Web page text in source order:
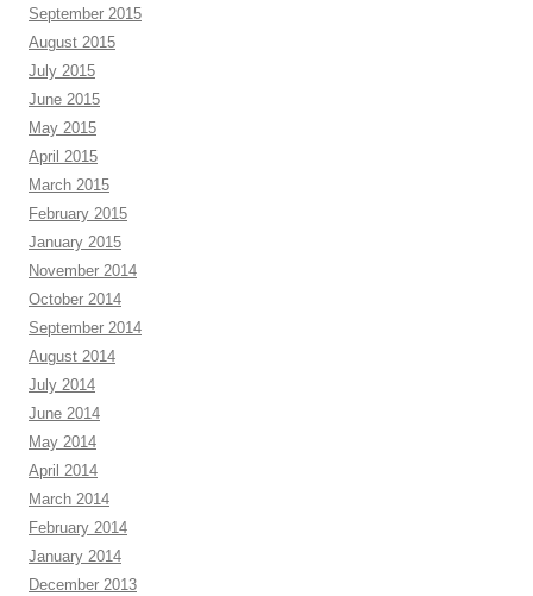
September 2015
August 2015
July 2015
June 2015
May 2015
April 2015
March 2015
February 2015
January 2015
November 2014
October 2014
September 2014
August 2014
July 2014
June 2014
May 2014
April 2014
March 2014
February 2014
January 2014
December 2013